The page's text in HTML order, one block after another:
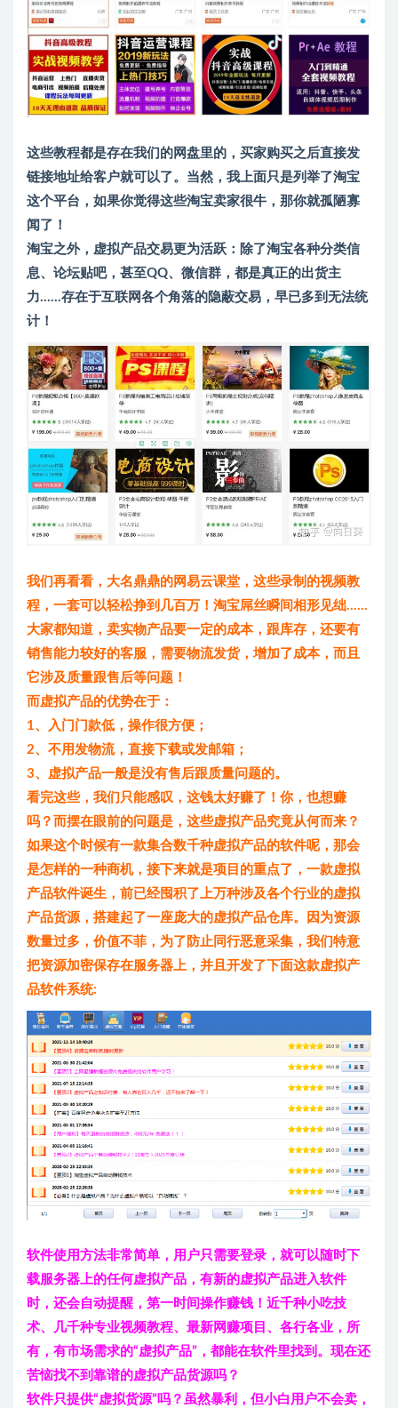
这些教程都是存在我们的网盘里的，买家购买之后直接发
链接地址给客户就可以了。当然，我上面只是列举了淘宝
这个平台，如果你觉得这些淘宝卖家很牛，那你就孤陋寡
闻了！
淘宝之外，虚拟产品交易更为活跃：除了淘宝各种分类信
息、论坛贴吧，甚至QQ、微信群，都是真正的出货主
力……存在于互联网各个角落的隐蔽交易，早已多到无法统
计！
我们再看看，大名鼎鼎的网易云课堂，这些录制的视频教
程，一套可以轻松挣到几百万！淘宝屌丝瞬间相形见绌……
大家都知道，卖实物产品要一定的成本，跟库存，还要有
销售能力较好的客服，需要物流发货，增加了成本，而且
它涉及质量跟售后等问题！
而虚拟产品的优势在于：
1、入门门款低，操作很方便；
2、不用发物流，直接下载或发邮箱；
3、虚拟产品一般是没有售后跟质量问题的。
看完这些，我们只能感叹，这钱太好赚了！你，也想赚
吗？而摆在眼前的问题是，这些虚拟产品究竟从何而来？
如果这个时候有一款集合数千种虚拟产品的软件呢，那会
是怎样的一种商机，接下来就是项目的重点了，一款虚拟
产品软件诞生，前已经囤积了上万种涉及各个行业的虚拟
产品货源，搭建起了一座庞大的虚拟产品仓库。因为资源
数量过多，价值不菲，为了防止同行恶意采集，我们特意
把资源加密保存在服务器上，并且开发了下面这款虚拟产
品软件系统:
软件使用方法非常简单，用户只需要登录，就可以随时下
载服务器上的任何虚拟产品，有新的虚拟产品进入软件
时，还会自动提醒，第一时间操作赚钱！近千种小吃技
术、几千种专业视频教程、最新网赚项目、各行各业，所
有，有市场需求的“虚拟产品”，都能在软件里找到。现在还
苦恼找不到靠谱的虚拟产品货源吗？
软件只提供“虚拟货源”吗？虽然暴利，但小白用户不会卖，